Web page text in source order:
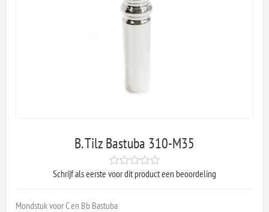
B. Tilz Bastuba 310-M35
Schrijf als eerste voor dit product een beoordeling
Mondstuk voor C en Bb Bastuba